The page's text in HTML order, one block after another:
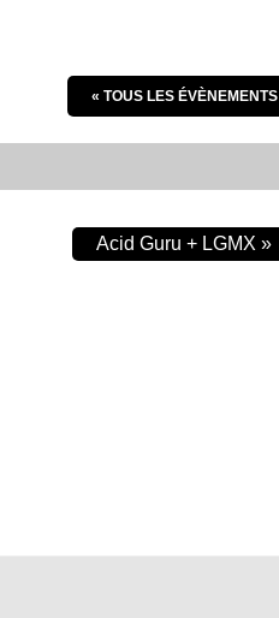
« TOUS LES ÉVÈNEMENTS
Acid Guru + LGMX »